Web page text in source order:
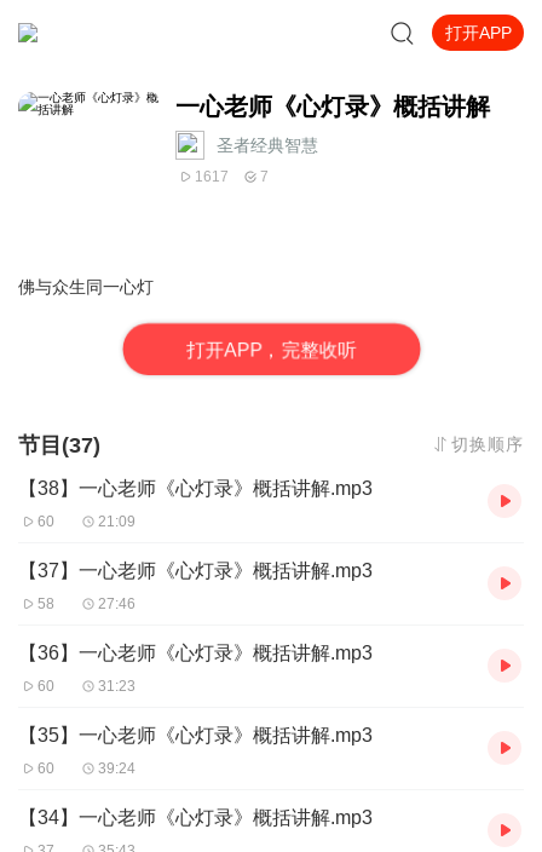
打开APP
一心老师《心灯录》概括讲解
圣者经典智慧
1617 7
佛与众生同一心灯
打开APP，完整收听
节目(37) 切换顺序
【38】一心老师《心灯录》概括讲解.mp3
60 21:09
【37】一心老师《心灯录》概括讲解.mp3
58 27:46
【36】一心老师《心灯录》概括讲解.mp3
60 31:23
【35】一心老师《心灯录》概括讲解.mp3
60 39:24
【34】一心老师《心灯录》概括讲解.mp3